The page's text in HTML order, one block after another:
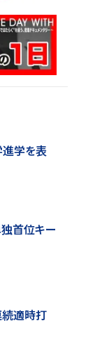
学を表
首位キー
続適時打